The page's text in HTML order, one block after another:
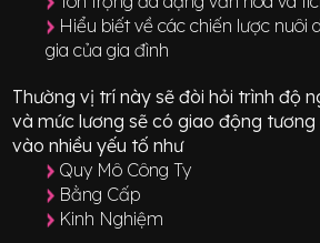
Hiểu biết về các chiến lược nuôi
gia của gia đình
Thường vị trí này sẽ đòi hỏi trình độ
và mức lương sẽ có giao động tương
vào nhiều yếu tố như
Quy Mô Công Ty
Bằng Cấp
Kinh Nghiệm